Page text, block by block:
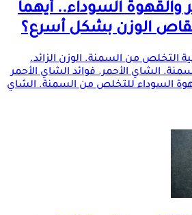
والقهوة السوداء.. أيهما
الوزن بشكل أسرع؟
التخلص من السمنة. الوزن الزائد.
الشاي الأحمر. فوائد الشاي الأحمر
السوداء للتخلص من السمنة. الشاي